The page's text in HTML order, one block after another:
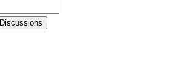
Discussions